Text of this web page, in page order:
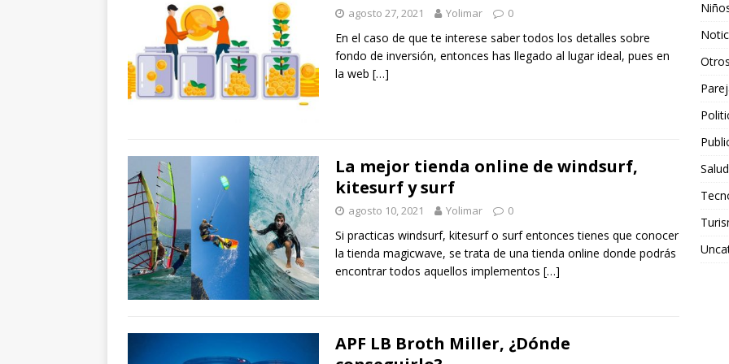
agosto 27, 2021 Yolimar 0
En el caso de que te interese saber todos los detalles sobre
fondo de inversión, entonces has llegado al lugar ideal, pues en
la web […]
La mejor tienda online de windsurf,
kitesurf y surf
agosto 10, 2021 Yolimar 0
Si practicas windsurf, kitesurf o surf entonces tienes que conocer
la tienda magicwave, se trata de una tienda online donde podrás
encontrar todos aquellos implementos […]
APF LB Broth Miller, ¿Dónde
Salud